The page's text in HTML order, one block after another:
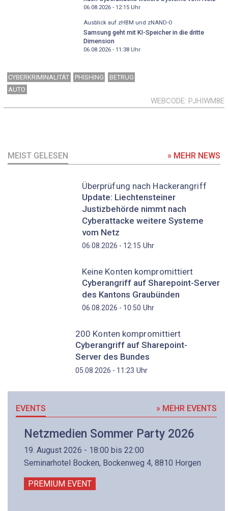
06.08.2026 - 12:15Uhr
Ausblick auf zHBM und zNAND-O
Samsung geht mit KI-Speicher in die dritte
Dimension
06.08.2026 - 11:38Uhr
CYBERKRIMINALITÄT PHISHING
BETRUG
AUTO
WEBCODE PJHIWM8E
MEIST GELESEN » MEHR NEWS
Überprüfung nach Hackerangriff
Update: Liechtensteiner
Justizbehörde nimmt nach
Cyberattacke weitere Systeme
vom Netz
06.08.2026 - 12:15 Uhr
Keine Konten kompromittiert
Cyberangriff auf Sharepoint-Server
des Kantons Graubünden
06.08.2026 - 10:50 Uhr
200 Konten kompromittiert
Cyberangriff auf Sharepoint-
Server des Bundes
05.08.2026 - 11:23 Uhr
EVENTS » MEHR EVENTS
Netzmedien Sommer Party 2026
19. August 2026 - 18:00 bis 22:00
Seminarhotel Bocken, Bockenweg 4, 8810 Horgen
PREMIUM EVENT